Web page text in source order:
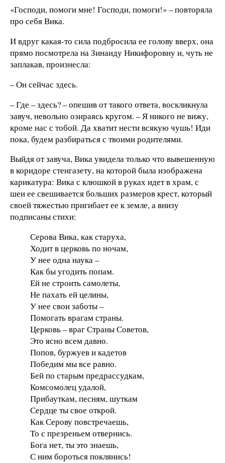
«Господи, помоги мне! Господи, помоги!» – повторяла
про себя Вика.
И вдруг какая-то сила подбросила ее голову вверх, она
прямо посмотрела на Зинаиду Никифоровну и, чуть не
заплакав, произнесла:
– Он сейчас здесь.
– Где – здесь? – опешив от такого ответа, воскликнула
завуч, невольно озираясь кругом. – Я никого не вижу,
кроме нас с тобой. Да хватит нести всякую чушь! Иди
пока, будем разбираться с твоими родителями.
Выйдя от завуча, Вика увидела только что вывешенную
в коридоре стенгазету, на которой была изображена
карикатура: Вика с клюшкой в руках идет в храм, с
шеи ее свешивается больших размеров крест, который
своей тяжестью пригибает ее к земле, а внизу
подписаны стихи:
Серова Вика, как старуха,
Ходит в церковь по ночам,
У нее одна наука –
Как бы угодить попам.
Ей не строить самолеты,
Не пахать ей целины,
У нее свои заботы –
Помогать врагам страны.
Церковь – враг Страны Советов,
Это ясно всем давно.
Попов, буржуев и кадетов
Победим мы все равно.
Бей по старым предрассудкам,
Комсомолец удалой,
Прибауткам, песням, шуткам
Сердце ты свое открой.
Как Серову повстречаешь,
То с презреньем отвернись.
Бога нет, ты это знаешь,
​С ним бороться поклянись!